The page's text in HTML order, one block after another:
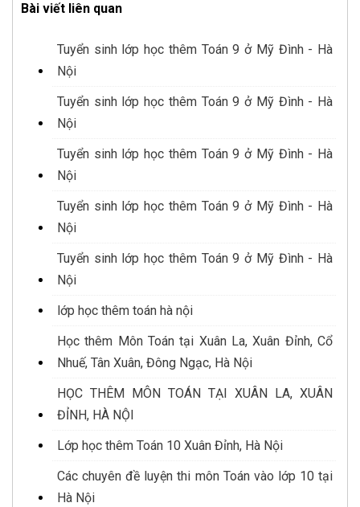
Bài viết liên quan
Tuyển sinh lớp học thêm Toán 9 ở Mỹ Đình - Hà
Nội
Tuyển sinh lớp học thêm Toán 9 ở Mỹ Đình - Hà
Nội
Tuyển sinh lớp học thêm Toán 9 ở Mỹ Đình - Hà
Nội
Tuyển sinh lớp học thêm Toán 9 ở Mỹ Đình - Hà
Nội
Tuyển sinh lớp học thêm Toán 9 ở Mỹ Đình - Hà
Nội
lớp học thêm toán hà nội
Học thêm Môn Toán tại Xuân La, Xuân Đỉnh, Cổ
Nhuế, Tân Xuân, Đông Ngạc, Hà Nội
HỌC THÊM MÔN TOÁN TẠI XUÂN LA, XUÂN
ĐỈNH, HÀ NỘI
Lớp học thêm Toán 10 Xuân Đỉnh, Hà Nội
Các chuyên đề luyện thi môn Toán vào lớp 10 tại
Hà Nội